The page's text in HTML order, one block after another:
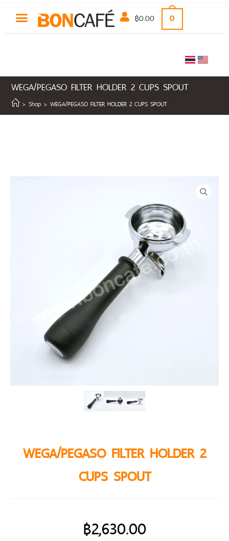
฿0.00 0
WEGA/PEGASO FILTER HOLDER 2 CUPS SPOUT
> Shop > WEGA/PEGASO FILTER HOLDER 2 CUPS SPOUT
WEGA/PEGASO FILTER HOLDER 2
CUPS SPOUT
฿2,630.00